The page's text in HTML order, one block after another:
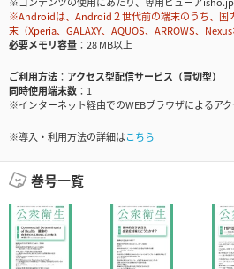
※Androidは、Android２世代前の端末のうち、国
末（Xperia、GALAXY、AQUOS、ARROWS、
必要メモリ容量
28 MB以上
ご利用方法
アクセス型配信サービス（買切型）
同時使用端末数
1
※インターネット経由でのWEBブラウザによるア
※導入・利用方法の詳細はこちら
巻号一覧